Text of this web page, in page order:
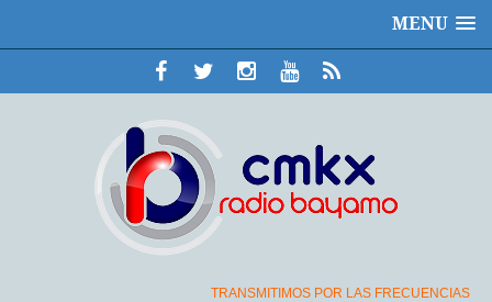
MENU
TRANSMITIMOS POR LAS FRECUENCIAS